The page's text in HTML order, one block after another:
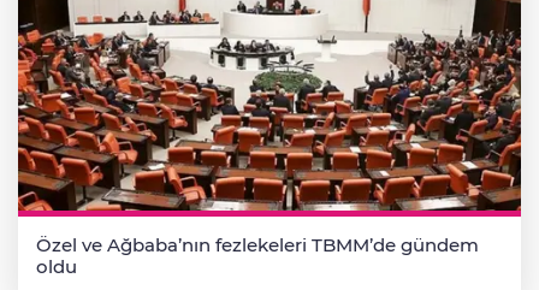
Özel ve Ağbaba’nın fezlekeleri TBMM’de gündem
oldu